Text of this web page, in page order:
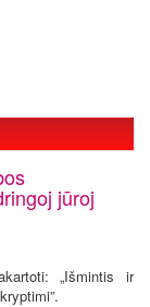
jūroj
„Išmintis ir